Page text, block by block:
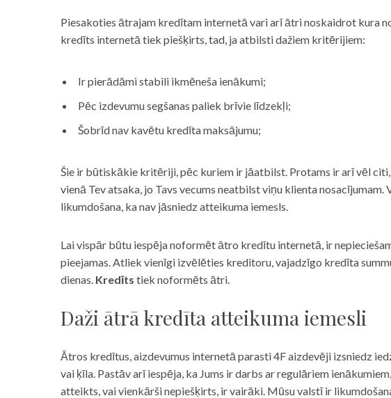
Piesakoties ātrajam kredītam internetā vari arī ātri noskaidrot kura
kredīts internetā tiek piešķirts, tad, ja atbilsti dažiem kritērijiem:
Ir pierādāmi stabili ikmēneša ienākumi;
Pēc izdevumu segšanas paliek brīvie līdzekļi;
Šobrīd nav kavētu kredīta maksājumu;
Šie ir būtiskākie kritēriji, pēc kuriem ir jāatbilst. Protams ir arī vēl
vienā Tev atsaka, jo Tavs vecums neatbilst viņu klienta
likumdošana, ka nav jāsniedz atteikuma iemesls.
Lai vispār būtu iespēja noformēt ātro kredītu internetā, ir
pieejamas. Atliek vienīgi izvēlēties kreditoru, vajadzīgo kredīta
dienas. Kredīts tiek noformēts ātri.
Daži ātrā kredīta atteikuma iemesli
Ātros kredītus, aizdevumus internetā parasti 4F aizdevēji izsniedz
vai ķīla. Pastāv arī iespēja, ka Jums ir darbs ar regulāriem
atteikts, vai vienkārši nepiešķirts, ir vairāki. Mūsu valstī ir